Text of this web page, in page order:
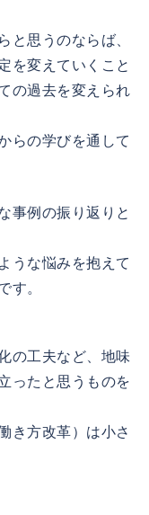
思うのならば、
を変えていくこと
の過去を変えられ
らの学びを通して
事例の振り返りと
うな悩みを抱えて
す。
の工夫など、地味
ったと思うものを
き方改革）は小さ